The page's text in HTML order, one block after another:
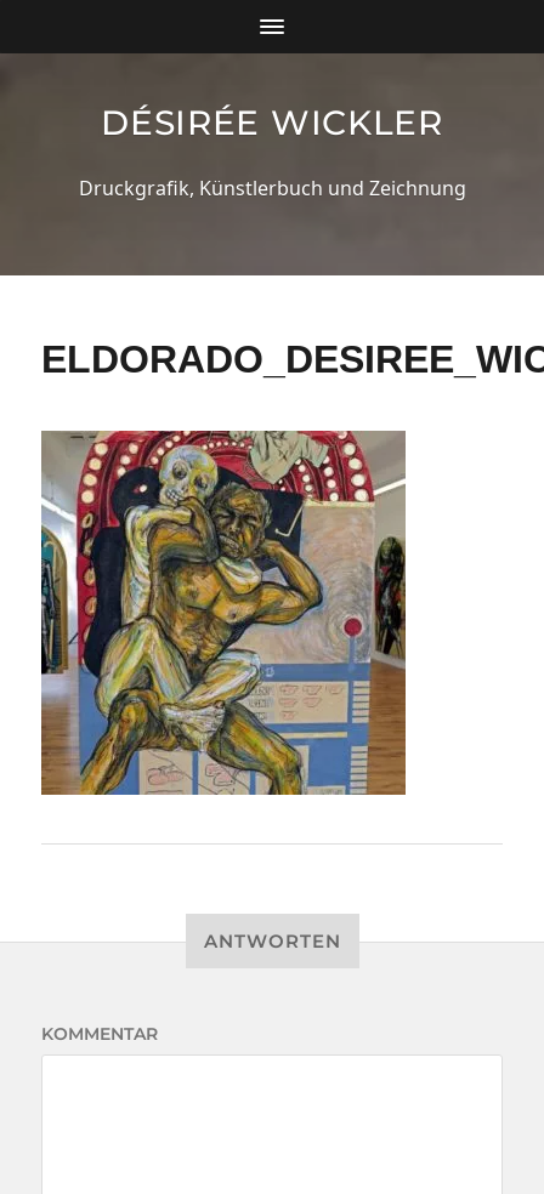
DÉSIRÉE WICKLER
Druckgrafik, Künstlerbuch und Zeichnung
ANTWORTEN
KOMMENTAR